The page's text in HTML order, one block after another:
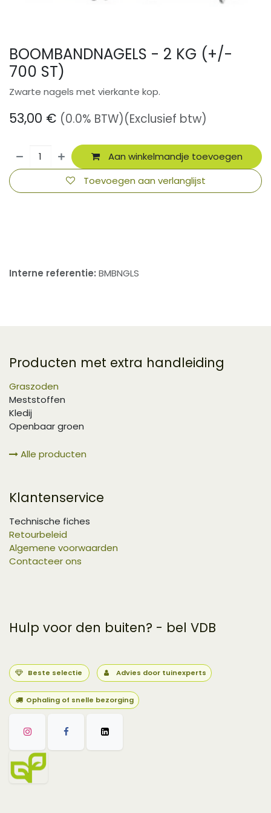
BOOMBANDNAGELS - 2 KG (+/-
700 ST)
Zwarte nagels met vierkante kop.
53,00 € (0.0% BTW)(Exclusief btw)
Aan winkelmandje toevoegen
Toevoegen aan verlanglijst
Interne referentie: BMBNGLS
Producten met extra handleiding
Graszoden
Meststoffen
Kledij
Openbaar groen
Alle producten
Klantenservice
Technische fiches
Retourbeleid
Algemene voorwaarden
Contacteer ons
Hulp voor den buiten? - bel VDB
Beste selectie Advies door tuinexperts
Ophaling of snelle bezorging